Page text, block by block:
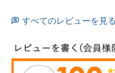
すべてのレビューを見る